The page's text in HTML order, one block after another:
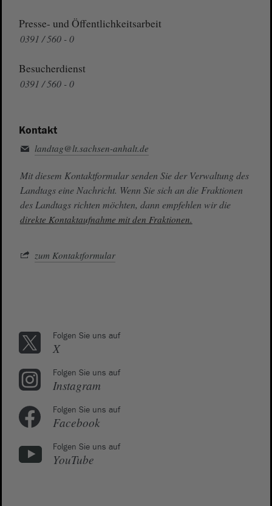
Presse- und Öffentlichkeitsarbeit
0391 / 560 - 0
Besucherdienst
0391 / 560 - 0
Kontakt
landtag@lt.sachsen-anhalt.de
Mit diesem Kontaktformular senden Sie der Verwaltung des
Landtags eine Nachricht. Wenn Sie sich an die Fraktionen
des Landtags richten möchten, dann empfehlen wir die
direkte Kontaktaufnahme mit den Fraktionen.
zum Kontaktformular
Folgen Sie uns auf
X
Folgen Sie uns auf
Instagram
Folgen Sie uns auf
Facebook
Folgen Sie uns auf
YouTube